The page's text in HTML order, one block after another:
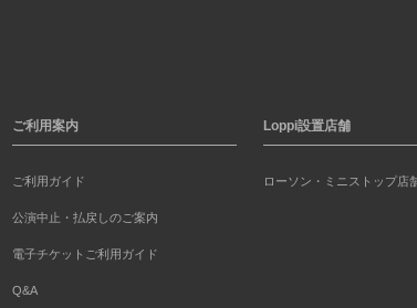
ご利用案内
ご利用ガイド
公演中止・払戻しのご案内
電子チケットご利用ガイド
Q&A
Loppi設置店舗
ローソン・ミニストップ店